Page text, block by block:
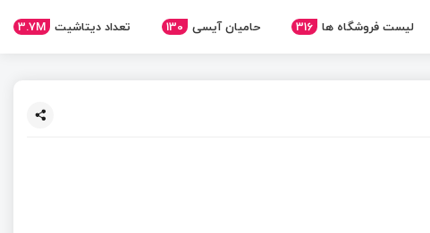
لیست فروشگاه ها 316 حامیان آیسی 130 تعداد دیتاشیت 3.7M